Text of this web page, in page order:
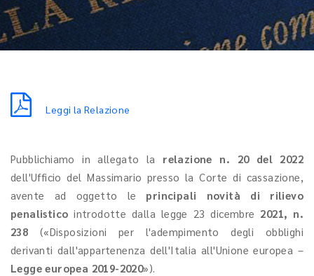
Leggi la Relazione
Pubblichiamo in allegato la relazione n. 20 del 2022
dell'Ufficio del Massimario presso la Corte di cassazione,
avente ad oggetto le principali novità di rilievo
penalistico introdotte dalla legge 23 dicembre 2021, n.
238 («Disposizioni per l'adempimento degli obblighi
derivanti dall'appartenenza dell'Italia all'Unione europea –
Legge europea 2019-2020»).